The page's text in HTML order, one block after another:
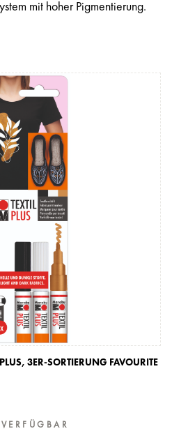
mit hoher Pigmentierung.
3ER-SORTIERUNG FAVOURITE